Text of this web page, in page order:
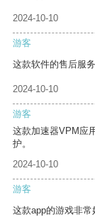
2024-10-10
游客
这款软件的售后服
2024-10-10
游客
这款加速器VPM应
护。
2024-10-10
游客
这款app的游戏非常